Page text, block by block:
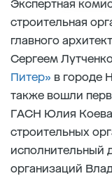
Экспертная
строительная
главного
Сергеем
Питер» в городе
также вошли
ГАСН Юлия
строительных
исполнительный
организаций